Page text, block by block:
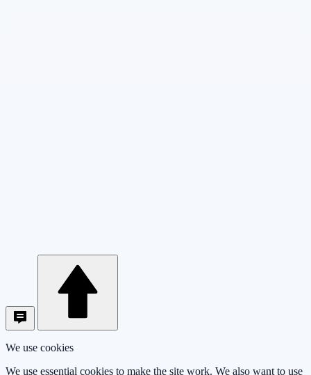
We use cookies
We use essential cookies to make the site work. We also want to use